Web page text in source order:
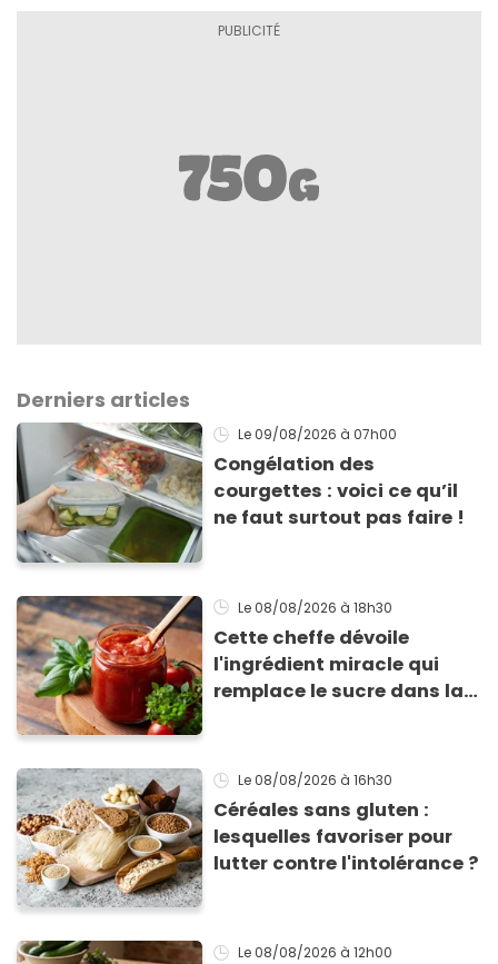
Derniers articles
Le 09/08/2026 à 07h00
Congélation des
courgettes : voici ce qu’il
ne faut surtout pas faire !
Le 08/08/2026 à 18h30
Cette cheffe dévoile
l'ingrédient miracle qui
remplace le sucre dans la
Le 08/08/2026 à 16h30
Céréales sans gluten :
lesquelles favoriser pour
lutter contre l'intolérance ?
Le 08/08/2026 à 12h00